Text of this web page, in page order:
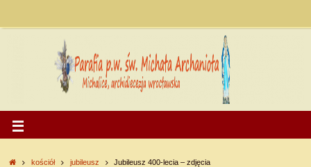
kościół jubileusz Jubileusz 400-lecia – zdjęcia